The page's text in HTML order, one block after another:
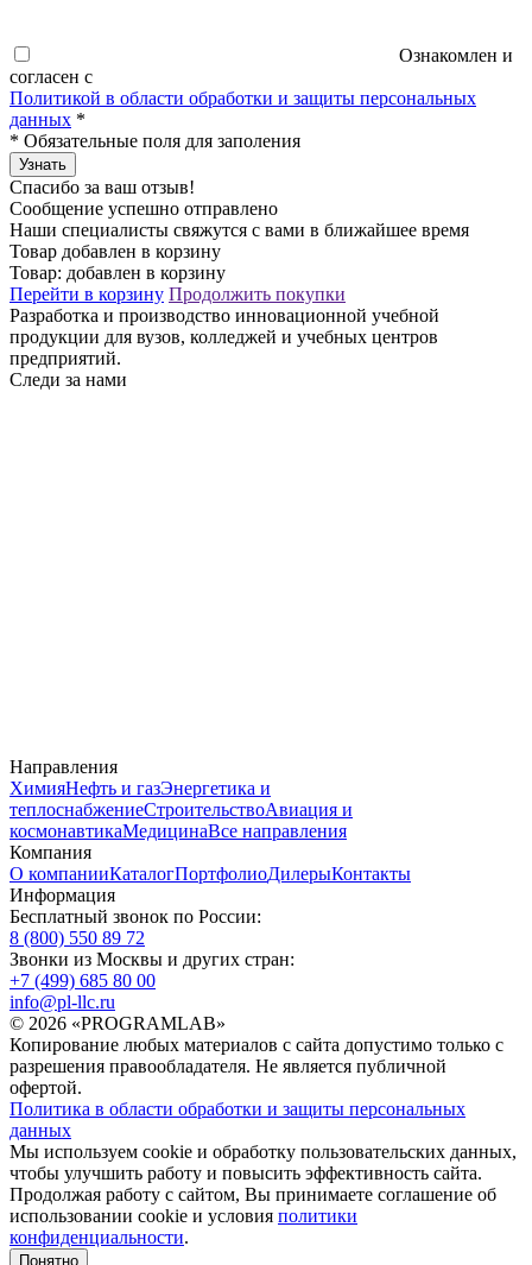
Ознакомлен и
согласен с
Политикой в области обработки и защиты персональных
данных *
* Обязательные поля для заполения
Узнать
Спасибо за ваш отзыв!
Сообщение успешно отправлено
Наши специалисты свяжутся с вами в ближайшее время
Товар добавлен в корзину
Товар: добавлен в корзину
Перейти в корзину Продолжить покупки
Разработка и производство инновационной учебной
продукции для вузов, колледжей и учебных центров
предприятий.
Следи за нами
Направления
ХимияНефть и газЭнергетика и
теплоснабжениеСтроительствоАвиация и
космонавтикаМедицинаВсе направления
Компания
О компанииКаталогПортфолиоДилерыКонтакты
Информация
Бесплатный звонок по России:
8 (800) 550 89 72
Звонки из Москвы и других стран:
+7 (499) 685 80 00
info@pl-llc.ru
© 2026 «PROGRAMLAB»
Копирование любых материалов с сайта допустимо только с
разрешения правообладателя. Не является публичной
офертой.
Политика в области обработки и защиты персональных
данных
Мы используем cookie и обработку пользовательских данных,
чтобы улучшить работу и повысить эффективность сайта.
Продолжая работу с сайтом, Вы принимаете соглашение об
использовании cookie и условия политики
конфиденциальности.
Понятно